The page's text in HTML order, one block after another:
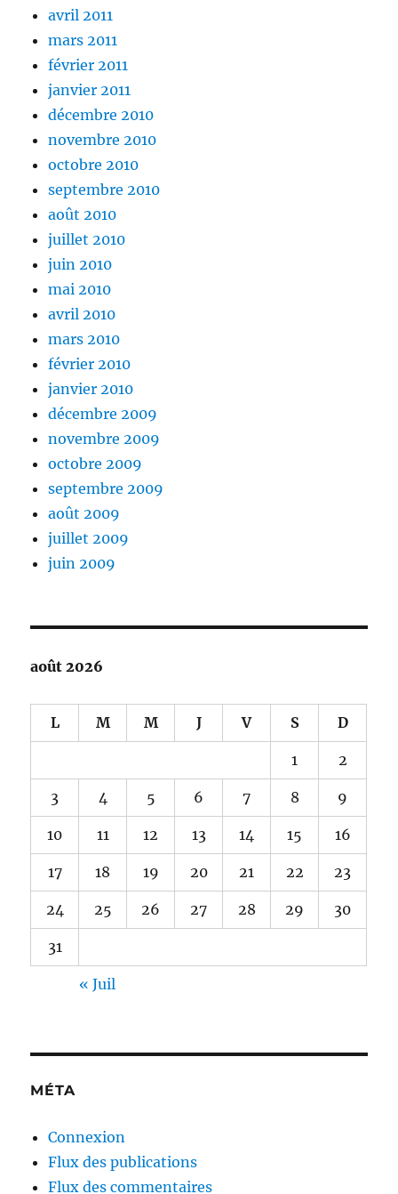
avril 2011
mars 2011
février 2011
janvier 2011
décembre 2010
novembre 2010
octobre 2010
septembre 2010
août 2010
juillet 2010
juin 2010
mai 2010
avril 2010
mars 2010
février 2010
janvier 2010
décembre 2009
novembre 2009
octobre 2009
septembre 2009
août 2009
juillet 2009
juin 2009
août 2026
L M M J V S D
1 2
3 4 5 6 7 8 9
10 11 12 13 14 15 16
17 18 19 20 21 22 23
24 25 26 27 28 29 30
31
« Juil
MÉTA
Connexion
Flux des publications
Flux des commentaires